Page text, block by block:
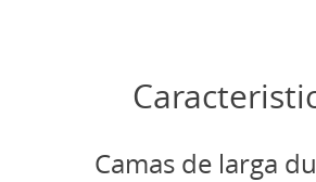
Camas de larga